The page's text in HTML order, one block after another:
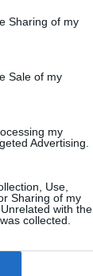
Sharing of my
Sale of my
my
Advertising.
Use,
Sharing of my
with the
collected.